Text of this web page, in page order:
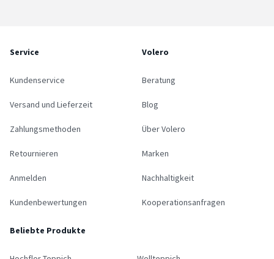
Service
Kundenservice
Versand und Lieferzeit
Zahlungsmethoden
Retournieren
Anmelden
Kundenbewertungen
Volero
Beratung
Blog
Über Volero
Marken
Nachhaltigkeit
Kooperationsanfragen
Beliebte Produkte